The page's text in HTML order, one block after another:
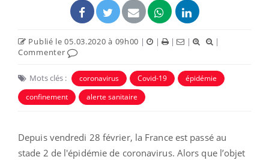
Publié le 05.03.2020 à 09h00 | | | |
|
Commenter
Mots clés : coronavirus Covid-19
épidémie
confinement
alerte sanitaire
Depuis vendredi 28 février, la France est passé au
stade 2 de l'épidémie de coronavirus. Alors que l’objet